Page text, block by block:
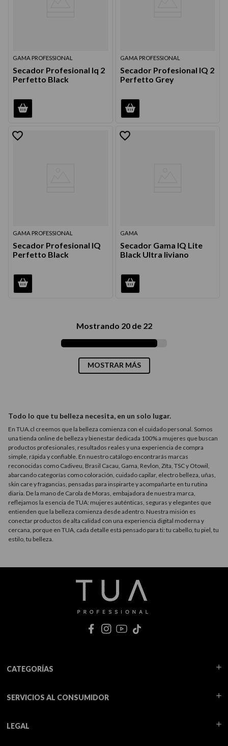
GAMA PROFESSIONAL
Secador Profesional Iq 2
Perfetto Black
GAMA PROFESSIONAL
Secador Profesional IQ 2
Perfetto Grey
GAMA PROFESSIONAL
Secador Profesional IQ
Perfetto Black
GAMA
Secador Gama IQ Lite
Black Ultra liviano
Mostrando 20 de 22
MOSTRAR MÁS
Todo lo que tu belleza necesita, en un solo lugar.
En TUA.cl creemos que la belleza comienza con el cuidado personal. Somos
una tienda online de belleza y bienestar dedicada 100% a mujeres que buscan
productos profesionales, resultados reales y una experiencia de compra
simple, rápida y confiable. En nuestro catálogo encontrarás marcas
reconocidas como Cadiveu, Brasil Cacau, Gama, Revlon, Zíta, TSC y Otowil,
abarcando categorías como coloración, cuidado capilar, electro belleza, uñas,
skin care y fragancias, pensadas para inspirarte y acompañarte en tu rutina
diaria. De la mano de Carola de Moras, embajadora de nuestra marca,
reflejamos la esencia de TUA: mujeres auténticas, seguras y elegantes que
entienden que la belleza comienza desde adentro. Nuestra misión es
conectar productos de alta calidad con una experiencia digital moderna y
cercana, porque en TUA, cada detalle está pensado para ti: tu cabello, tu piel, tu
estilo, tu belleza.
CATEGORÍAS
SERVICIOS AL CONSUMIDOR
LEGAL